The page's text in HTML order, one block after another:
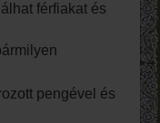
férfiakat és
pengével és